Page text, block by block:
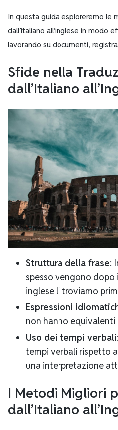
In questa guida esploreremo le
dall’italiano all’inglese in modo
lavorando su documenti,
Sfide nella
dall’Italiano
Struttura della frase:
spesso vengono dopo
inglese li troviamo
Espressioni
non hanno equivalenti
Uso dei tempi verbali
tempi verbali rispetto
una interpretazione
I Metodi Migliori
dall’Italiano